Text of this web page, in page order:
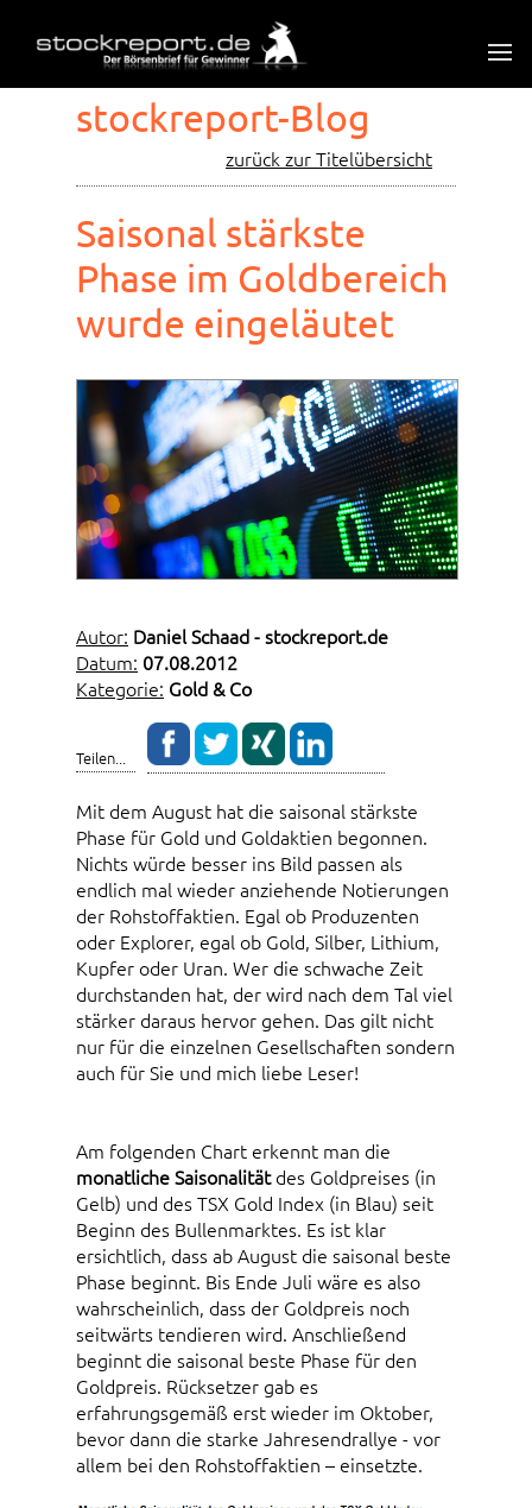
stockreport-Blog
zurück zur Titelübersicht
Saisonal stärkste
Phase im Goldbereich
wurde eingeläutet
Autor: Daniel Schaad - stockreport.de
Datum: 07.08.2012
Kategorie: Gold & Co
Teilen...
Mit dem August hat die saisonal stärkste
Phase für Gold und Goldaktien begonnen.
Nichts würde besser ins Bild passen als
endlich mal wieder anziehende Notierungen
der Rohstoffaktien. Egal ob Produzenten
oder Explorer, egal ob Gold, Silber, Lithium,
Kupfer oder Uran. Wer die schwache Zeit
durchstanden hat, der wird nach dem Tal viel
stärker daraus hervor gehen. Das gilt nicht
nur für die einzelnen Gesellschaften sondern
auch für Sie und mich liebe Leser!
Am folgenden Chart erkennt man die
monatliche Saisonalitätdes Goldpreises (in
Gelb) und des TSX Gold Index (in Blau) seit
Beginn des Bullenmarktes. Es ist klar
ersichtlich, dass ab August die saisonal beste
Phase beginnt. Bis Ende Juli wäre es also
wahrscheinlich, dass der Goldpreis noch
seitwärts tendieren wird. Anschließend
beginnt die saisonal beste Phase für den
Goldpreis. Rücksetzer gab es
erfahrungsgemäß erst wieder im Oktober,
bevor dann die starke Jahresendrallye - vor
allem bei den Rohstoffaktien – einsetzte.